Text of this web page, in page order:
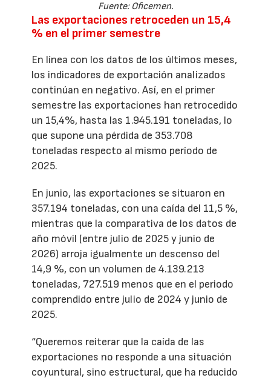
Fuente: Oficemen.
Las exportaciones retroceden un 15,4
% en el primer semestre
En línea con los datos de los últimos meses,
los indicadores de exportación analizados
continúan en negativo. Así, en el primer
semestre las exportaciones han retrocedido
un 15,4%, hasta las 1.945.191 toneladas, lo
que supone una pérdida de 353.708
toneladas respecto al mismo período de
2025.
En junio, las exportaciones se situaron en
357.194 toneladas, con una caída del 11,5 %,
mientras que la comparativa de los datos de
año móvil (entre julio de 2025 y junio de
2026) arroja igualmente un descenso del
14,9 %, con un volumen de 4.139.213
toneladas, 727.519 menos que en el periodo
comprendido entre julio de 2024 y junio de
2025.
“Queremos reiterar que la caída de las
exportaciones no responde a una situación
coyuntural, sino estructural, que ha reducido